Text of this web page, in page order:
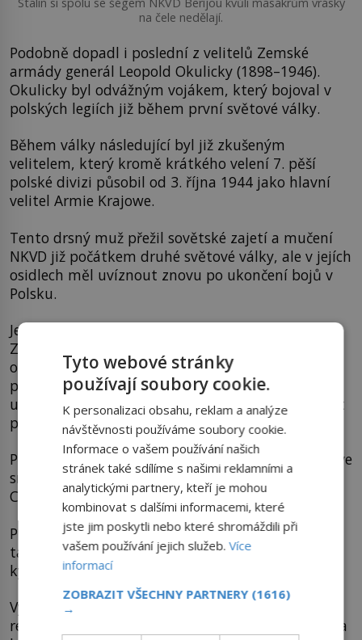
Stalin si spolu se šégem NKVD Berijou kvůli masakrům vrásky
na čele nedělají.
Podobně dopadl i poslední z velitelů Zemské
armády generál Leopold Okulicky (1898–1946).
Okulicky byl odvážným vojákem, který bojoval v
polských legiích již během první světové války.
Během války následující byl již zkušeným
velitelem, který kromě krátkého velení 7. pěší
polské divizi působil od 3. října 1944 jako hlavní
velitel Armie Krajowe.
Tento drsný muž přežil sovětské zajetí a mučení
NKVD již počátkem druhé světové války, ale v jejích
osidlech měl uvíznout znovu po ukončení bojů v
Polsku.
Ještě předtím však 19. ledna 1945 rozpustil
Zemskou armádu, zejména protože nechtěl
ohrožovat životy jejích členů z řad sovětské tajné
policie. Než byl Okulicky NKVD 24. prosince 1946
utýrán v sovětském vězení Butyrka, stačil vyslovit
pozoruhodnou větu.
Podle jeho slov byly metody německého gestapa ve
srovnání s mučením zajatců NKVD dětskou hrou!
Co vše patřilo do jejích šílených metod?
Praktiky NKVD ve 40. letech 20. století zahrnovaly
takové „chuťovky“, jako surové bití, polévání
kyselinou či pálení ohněm na genitáliích.
Výjimkou nebylo bolestivé zavěšení „nepřátel
režimu“ za ruce či nohy hlavou dolů, nabodnutí na
Tyto webové stránky
používají soubory cookie.
K personalizaci obsahu, reklam a analýze
návštěvnosti používáme soubory cookie.
Informace o vašem používání našich
stránek také sdílíme s našimi reklamními a
analytickými partnery, kteří je mohou
kombinovat s dalšími informacemi, které
jste jim poskytli nebo které shromáždili při
vašem používání jejich služeb.Více
informací
ZOBRAZIT VŠECHNY PARTNERY (1616)
→